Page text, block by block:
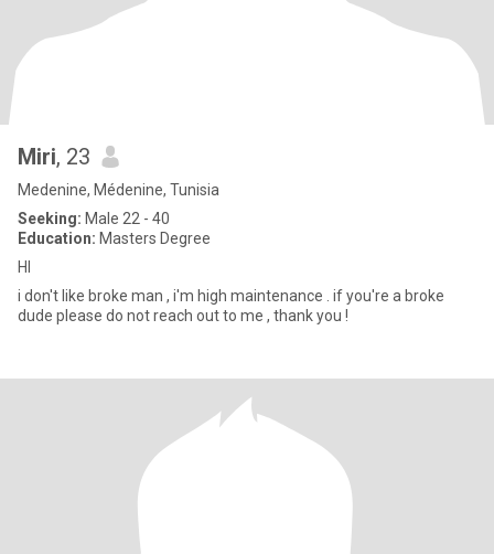
Miri, 23
Medenine, Médenine, Tunisia
Seeking: Male 22 - 40
Education: Masters Degree
HI
i don't like broke man , i'm high maintenance . if you're a broke
dude please do not reach out to me , thank you !